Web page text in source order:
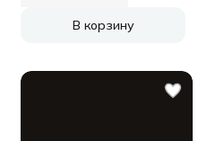
В корзину